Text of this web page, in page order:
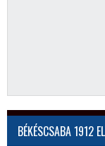
BÉKÉSCSABA 1912